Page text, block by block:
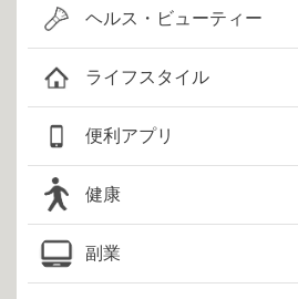
ヘルス・ビューティー
ライフスタイル
便利アプリ
健康
副業